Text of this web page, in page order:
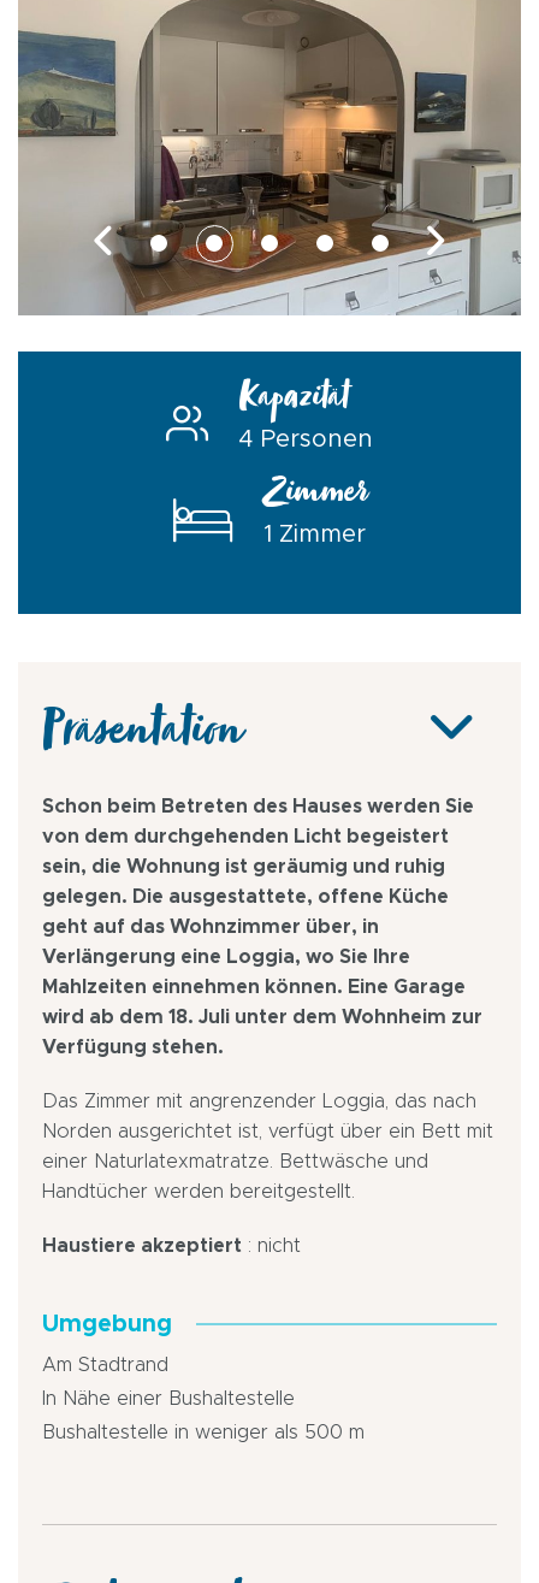
Kapazität
4 Personen
Zimmer
1 Zimmer
Präsentation
Schon beim Betreten des Hauses werden Sie
von dem durchgehenden Licht begeistert
sein, die Wohnung ist geräumig und ruhig
gelegen. Die ausgestattete, offene Küche
geht auf das Wohnzimmer über, in
Verlängerung eine Loggia, wo Sie Ihre
Mahlzeiten einnehmen können. Eine Garage
wird ab dem 18. Juli unter dem Wohnheim zur
Verfügung stehen.
Das Zimmer mit angrenzender Loggia, das nach
Norden ausgerichtet ist, verfügt über ein Bett mit
einer Naturlatexmatratze. Bettwäsche und
Handtücher werden bereitgestellt.
Haustiere akzeptiert : nicht
Umgebung
Am Stadtrand
In Nähe einer Bushaltestelle
Bushaltestelle in weniger als 500 m